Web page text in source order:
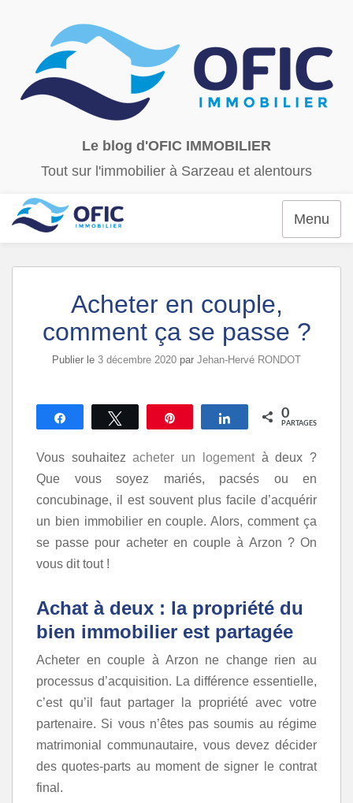
Le blog d'OFIC IMMOBILIER
Tout sur l'immobilier à Sarzeau et alentours
Menu
Acheter en couple,
comment ça se passe ?
Publier le 3 décembre 2020 par Jehan-Hervé RONDOT
Partagez Tweetez Épingle Partagez0
PARTAGES
Vous souhaitezacheter un logementà deux ?
Que vous soyez mariés, pacsés ou en
concubinage, il est souvent plus facile d’acquérir
un bien immobilier en couple. Alors, comment ça
se passe pour acheter en couple à Arzon ? On
vous dit tout !
Achat à deux : la propriété du
bien immobilier est partagée
Acheter en couple à Arzon ne change rien au
processus d’acquisition. La différence essentielle,
c’est qu’il faut partager la propriété avec votre
partenaire. Si vous n’êtes pas soumis au régime
matrimonial communautaire, vous devez décider
des quotes-parts au moment de signer le contrat
final.